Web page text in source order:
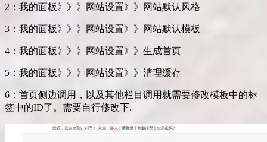
2：我的面板》》》网站设置》》网站默认风格
3：我的面板》》》网站设置》》网站默认模板
4：我的面板》》》网站设置》》生成首页
5：我的面板》》》网站设置》》清理缓存
6：首页侧边调用，以及其他栏目调用就需要修改模板中的标
签中的ID了。需要自行修改下.